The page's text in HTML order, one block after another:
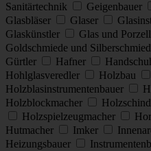
Sanitärtechnik
Geigenbauer
Glasbläser
Glaser
Glaskünstler
Glas und
Goldschmiede und
Gürtler
Hafner
Hohlglasveredler
Holzbau
Holzblasinstrumentenbauer
Holzblockmacher
Holzspielzeugmacher
Hutmacher
Imker
Heizungsbauer